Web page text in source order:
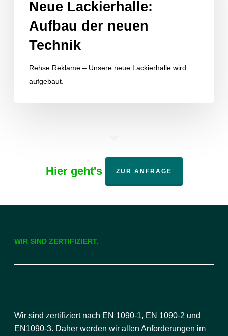
neuen
Technik
Neue Lackierhalle:
Aufbau der neuen
Technik
Rehse Reklame – Unsere neue Lackierhalle wird
aufgebaut.
Hier geht's ZUR ANFRAGE
WIR SIND ZERTIFIZIERT.
Wir sind zertifiziert nach EN 1090-1, EN 1090-2 und
EN1090-3. Daher werden wir allen Anforderungen im